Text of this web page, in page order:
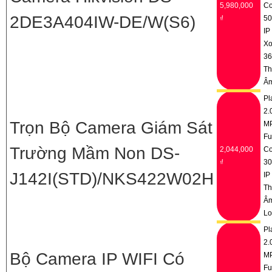
2DE3A404IW-DE/W(S6)
5,980,000
₫
IP
Trọn Bộ Camera Giám Sát
Trường Mầm Non DS-
J142I(STD)/NKS422W02H
2,044,000
₫
IP
Bộ Camera IP WIFI Có